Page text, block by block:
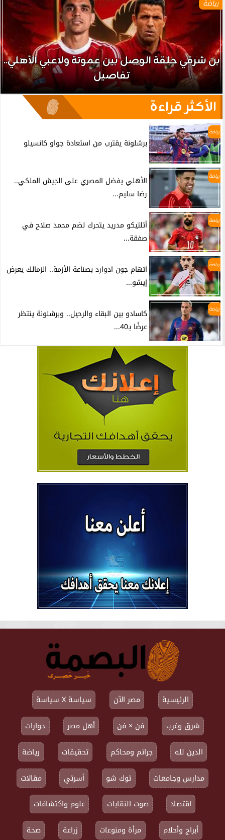
رياضة
بن شرقي حلقة الوصل بين عموتة ولاعبي الأهلي..
تفاصيل
الأكثر قراءة
رياضة
برشلونة يقترب من استعادة جواو كانسيلو
رياضة
الأهلي يفضل المصري على الجيش الملكي..
رضا سليم...
رياضة
أتلتيكو مدريد يتحرك لضم محمد صلاح في
صفقة...
رياضة
اتهام جون ادوارد بصناعة الأزمة.. الزمالك يعرض
إيشو...
رياضة
كاسادو بين البقاء والرحيل.. وبرشلونة ينتظر
عرضًا بـ40...
الرئيسية مصر الآن
سياسة X سياسة
شرق وغرب
فن × فن أهل مصر
حوارات
الدين لله
جرائم ومحاكم تحقيقات
رياضة
مدارس وجامعات
توك شو أسرتي
مقالات
اقتصاد
صوت النقابات
علوم واكتشافات
أبراج وأحلام
مرأة ومنوعات زراعة صحة